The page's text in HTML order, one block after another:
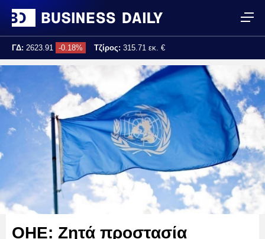
ΓΔ: 2623.91 -0.18% Τζίρος: 315.71 εκ. €
Τελ. ενημέρωση: 17:25:04
ΟΗΕ: Ζητά προστασία